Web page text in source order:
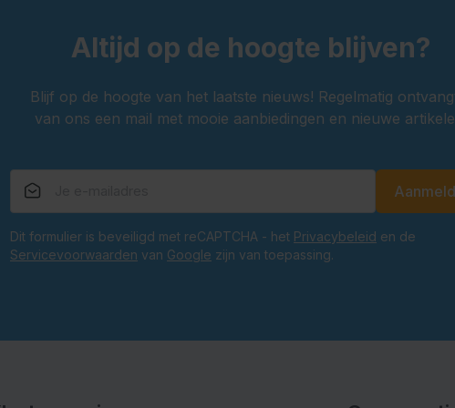
Altijd op de hoogte blijven?
Blijf op de hoogte van het laatste nieuws! Regelmatig
van ons een mail met mooie aanbiedingen en nieuwe
Dit formulier is beveiligd met reCAPTCHA - het Privacybeleid en de
Servicevoorwaarden van Google zijn van toepassing.